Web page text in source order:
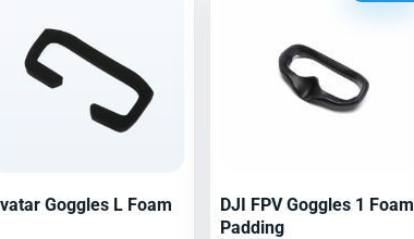
Goggles L Foam
DJI FPV Goggles 1 Foam
Padding